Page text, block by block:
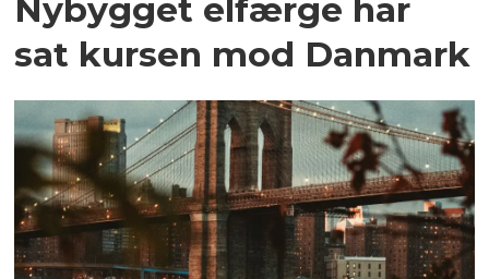
Nybygget elfærge har
sat kursen mod Danmark